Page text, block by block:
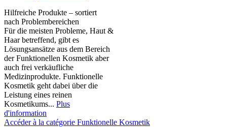
Hilfreiche Produkte – sortiert
nach Problembereichen
Für die meisten Probleme, Haut &
Haar betreffend, gibt es
Lösungsansätze aus dem Bereich
der Funktionellen Kosmetik aber
auch frei verkäufliche
Medizinprodukte. Funktionelle
Kosmetik geht dabei über die
Leistung eines reinen
Kosmetikums... Plus
d'information
Accéder à la catégorie Funktionelle Kosmetik